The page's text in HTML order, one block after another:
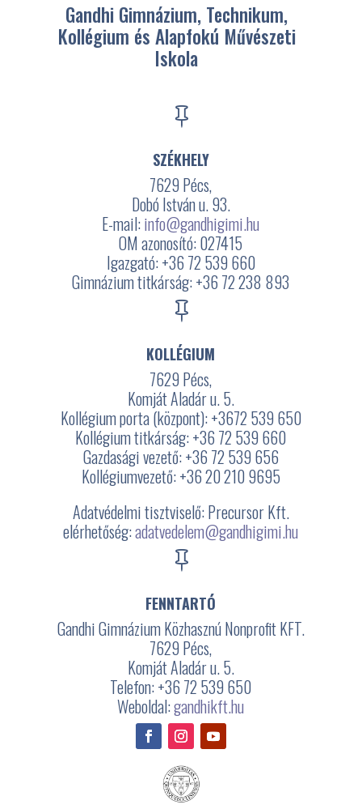
Gandhi Gimnázium, Technikum,
Kollégium és Alapfokú Művészeti
Iskola

SZÉKHELY
7629 Pécs,
Dobó István u. 93.
E-mail:info@gandhigimi.hu
OM azonosító: 027415
Igazgató: +36 72 539 660
Gimnázium titkárság: +36 72 238 893

KOLLÉGIUM
7629 Pécs,
Komját Aladár u. 5.
Kollégium porta (központ): +3672 539 650
Kollégium titkárság: +36 72 539 660
Gazdasági vezető: +36 72 539 656
Kollégiumvezető: +36 20 210 9695
Adatvédelmi tisztviselő: Precursor Kft.
elérhetőség:adatvedelem@gandhigimi.hu

FENNTARTÓ
Gandhi Gimnázium Közhasznú Nonprofit KFT.
7629 Pécs,
Komját Aladár u. 5.
Telefon: +36 72 539 650
Weboldal:gandhikft.hu